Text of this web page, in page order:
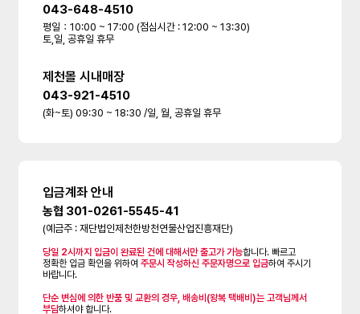
043-648-4510
평일：10:00 ~ 17:00 (점심시간 : 12:00 ~ 13:30)
토,일, 공휴일 휴무
제천몰 시내매장
043-921-4510
(화~토) 09:30 ~ 18:30 /일, 월, 공휴일 휴무
입금계좌 안내
농협 301-0261-5545-41
(예금주 : 재단법인제천한방천연물산업진흥재단)
당일 2시까지 입금이 완료된 건에 대해서만 출고가 가능합니다. 빠르고
정확한 입금 확인을 위하여주문시 작성하신 주문자명으로 입금하여 주시기
바랍니다.
단순 변심에 의한 반품 및 교환의 경우, 배송비(왕복 택배비)는 고객님께서
부담하셔야 합니다.